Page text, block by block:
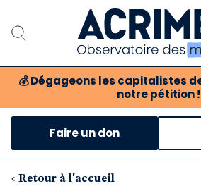
💰 Dégageons les capitalistes
notre pétition !
Notre
Notre critique des
Nos
Faire un don
‹ Retour à l'accueil